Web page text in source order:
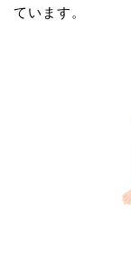
ています。